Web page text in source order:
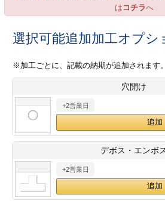
ックカード印刷
業ツール印刷
＆盛り上げ印刷
方法
/送料について
ックカード名刺
ムカード
型マル型印刷
ード印刷
加工指示ガイド
ックカード
ード印刷
印刷
形マル型
り
プル請求
15
24
25 26 27
29
土
1
2 3
9 10 11
12
14
15 16 17 18
19
25
26
28
29 30
は コチラへ
選択可能追加加工オプシ
※加工ごとに、記載の納期が追加されます。
穴開け
+2営業日
デボス・エンボ
+2営業日